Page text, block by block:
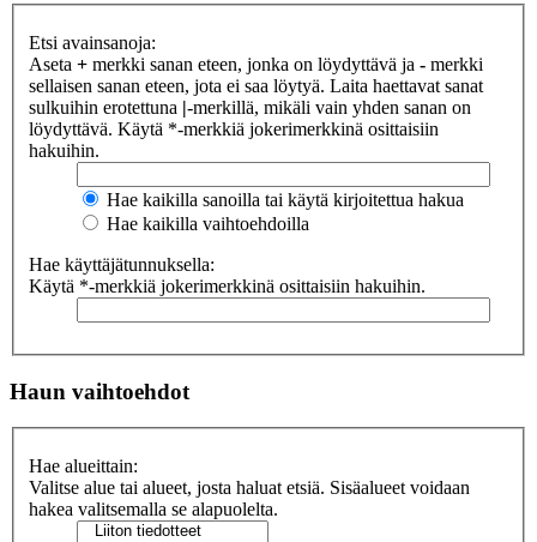
Etsi avainsanoja:
Aseta + merkki sanan eteen, jonka on löydyttävä ja - merkki
sellaisen sanan eteen, jota ei saa löytyä. Laita haettavat sanat
sulkuihin erotettuna |-merkillä, mikäli vain yhden sanan on
löydyttävä. Käytä *-merkkiä jokerimerkkinä osittaisiin
hakuihin.
Hae kaikilla sanoilla tai käytä kirjoitettua hakua
Hae kaikilla vaihtoehdoilla
Hae käyttäjätunnuksella:
Käytä *-merkkiä jokerimerkkinä osittaisiin hakuihin.
Haun vaihtoehdot
Hae alueittain:
Valitse alue tai alueet, josta haluat etsiä. Sisäalueet voidaan
hakea valitsemalla se alapuolelta.